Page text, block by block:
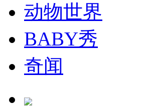
动物世界
BABY秀
奇闻